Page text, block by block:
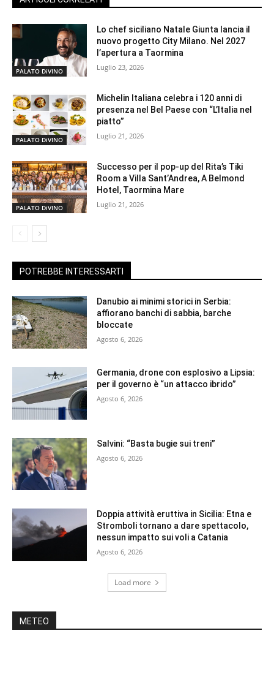
PALATO DiVINO
Lo chef siciliano Natale Giunta lancia il
nuovo progetto City Milano. Nel 2027
l’apertura a Taormina
Luglio 23, 2026
PALATO DiVINO
Michelin Italiana celebra i 120 anni di
presenza nel Bel Paese con “L’Italia nel
piatto”
Luglio 21, 2026
PALATO DiVINO
Successo per il pop-up del Rita’s Tiki
Room a Villa Sant’Andrea, A Belmond
Hotel, Taormina Mare
Luglio 21, 2026
POTREBBE INTERESSARTI
Danubio ai minimi storici in Serbia:
affiorano banchi di sabbia, barche
bloccate
Agosto 6, 2026
Germania, drone con esplosivo a Lipsia:
per il governo è “un attacco ibrido”
Agosto 6, 2026
Salvini: “Basta bugie sui treni”
Agosto 6, 2026
Doppia attività eruttiva in Sicilia: Etna e
Stromboli tornano a dare spettacolo,
nessun impatto sui voli a Catania
Agosto 6, 2026
Load more
METEO